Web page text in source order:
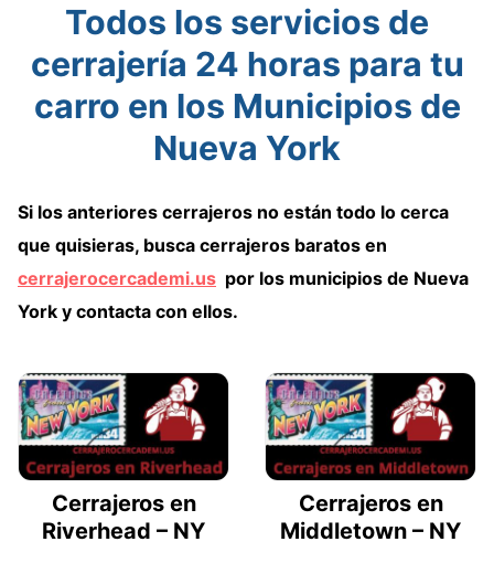
Todos los servicios de
cerrajería 24 horas para tu
carro en los Municipios de
Nueva York
Si los anteriores cerrajeros no están todo lo cerca
que quisieras, busca cerrajeros baratos en
cerrajerocercademi.us por los municipios de Nueva
York y contacta con ellos.
Cerrajeros en
Riverhead – NY
Cerrajeros en
Middletown – NY